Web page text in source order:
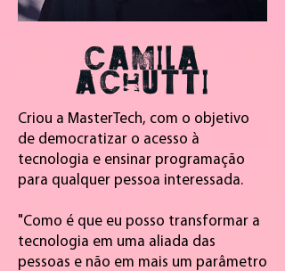
CAMILA
ACHUTTI
Criou a MasterTech, com o objetivo
de democratizar o acesso à
tecnologia e ensinar programação
para qualquer pessoa interessada.
"Como é que eu posso transformar a
tecnologia em uma aliada das
pessoas e não em mais um parâmetro